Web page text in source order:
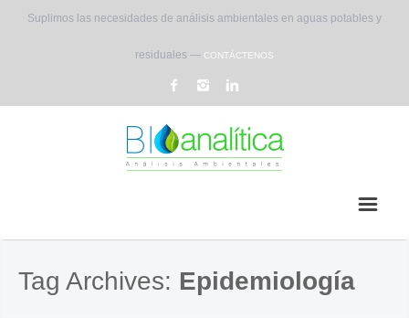
Suplimos las necesidades de análisis ambientales en aguas potables y
residuales — CONTÁCTENOS
Tag Archives: Epidemiología